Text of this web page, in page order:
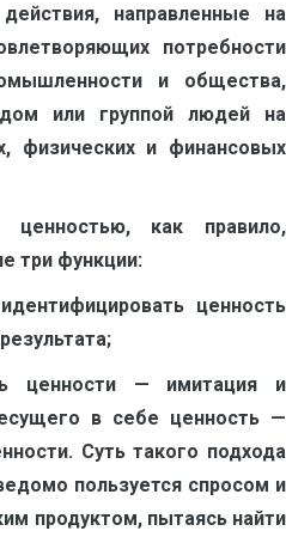
направленные на
потребности
и общества,
или группой людей на
физических и финансовых
ценностью, как правило,
три функции:
ценность
ценности — имитация и
в себе ценность —
Суть такого подхода
пользуется спросом и
продуктом, пытаясь найти